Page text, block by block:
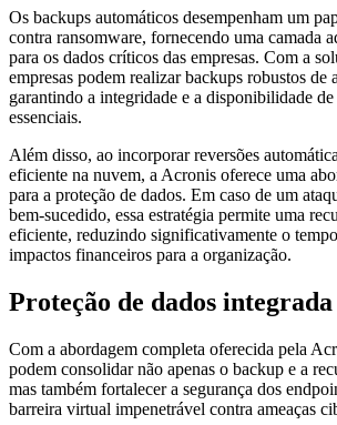
Os backups automáticos desempenham um
contra ransomware, fornecendo uma camada
para os dados críticos das empresas. Com a
empresas podem realizar backups robustos de
garantindo a integridade e a disponibilidade
essenciais.
Além disso, ao incorporar reversões
eficiente na nuvem, a Acronis oferece uma
para a proteção de dados. Em caso de um
bem-sucedido, essa estratégia permite uma
eficiente, reduzindo significativamente o
impactos financeiros para a organização.
Proteção de dados integrada
Com a abordagem completa oferecida pela
podem consolidar não apenas o backup e a
mas também fortalecer a segurança dos
barreira virtual impenetrável contra ameaças